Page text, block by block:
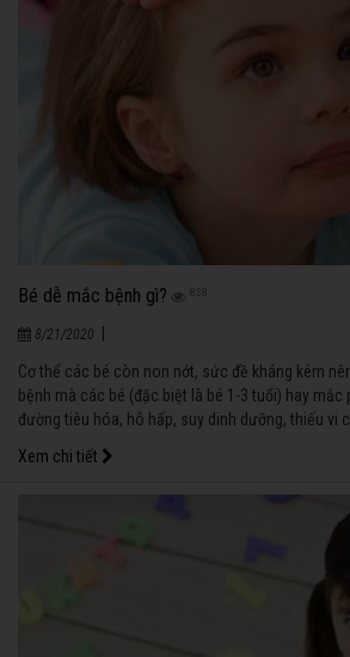
Bé dễ mắc bệnh gì? 858
8/21/2020
Cơ thể các bé còn non nớt, sức đề kháng kém
bệnh mà các bé (đặc biệt là bé 1-3 tuổi) hay mắc
đường tiêu hóa, hô hấp, suy dinh dưỡng, thiếu vi
Xem chi tiết